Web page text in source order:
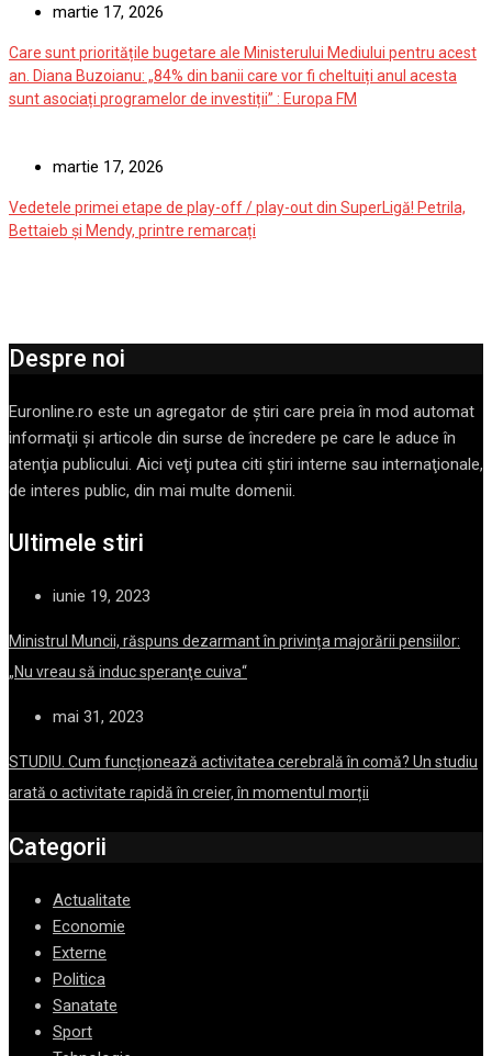
martie 17, 2026
Care sunt prioritățile bugetare ale Ministerului Mediului pentru acest
an. Diana Buzoianu: „84% din banii care vor fi cheltuiți anul acesta
sunt asociați programelor de investiții” : Europa FM
martie 17, 2026
Vedetele primei etape de play-off / play-out din SuperLigă! Petrila,
Bettaieb și Mendy, printre remarcați
Despre noi
Euronline.ro este un agregator de ştiri care preia în mod automat
informaţii şi articole din surse de încredere pe care le aduce în
atenţia publicului. Aici veţi putea citi ştiri interne sau internaţionale,
de interes public, din mai multe domenii.
Ultimele stiri
iunie 19, 2023
Ministrul Muncii, răspuns dezarmant în privința majorării pensiilor:
„Nu vreau să induc speranţe cuiva“
mai 31, 2023
STUDIU. Cum funcționează activitatea cerebrală în comă? Un studiu
arată o activitate rapidă în creier, în momentul morții
Categorii
Actualitate
Economie
Externe
Politica
Sanatate
Sport